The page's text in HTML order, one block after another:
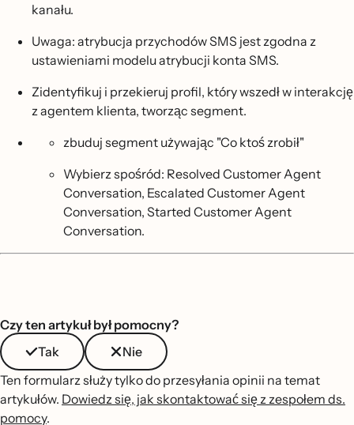
kanału.
Uwaga: atrybucja przychodów SMS jest zgodna z
ustawieniami modelu atrybucji konta SMS.
Zidentyfikuj i przekieruj profil, który wszedł w interakcję
z agentem klienta, tworząc segment.
zbuduj segment używając "Co ktoś zrobił"
Wybierz spośród: Resolved Customer Agent
Conversation, Escalated Customer Agent
Conversation, Started Customer Agent
Conversation.
Czy ten artykuł był pomocny?
Tak
Nie
Ten formularz służy tylko do przesyłania opinii na temat
artykułów. Dowiedz się, jak skontaktować się z zespołem ds.
pomocy.